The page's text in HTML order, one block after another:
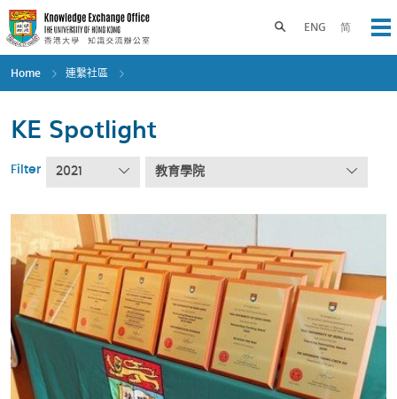
Skip
to
main
content
ENG 简
Toggle search panel
Home 連繫社區
KE Spotlight
Filter 2021 教育學院